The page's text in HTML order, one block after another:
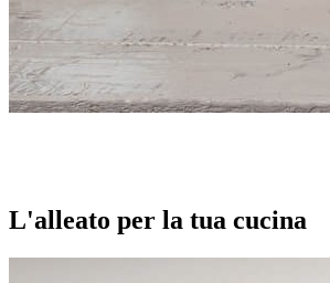
L'alleato per la tua cucina